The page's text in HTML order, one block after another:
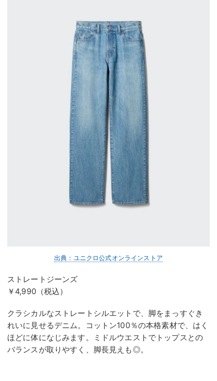
出典：ユニクロ公式オンラインストア
ストレートジーンズ
￥4,990（税込）
クラシカルなストレートシルエットで、脚をまっすぐき
れいに見せるデニム。コットン100％の本格素材で、はく
ほどに体になじみます。ミドルウエストでトップスとの
バランスが取りやすく、脚長見えも◎。